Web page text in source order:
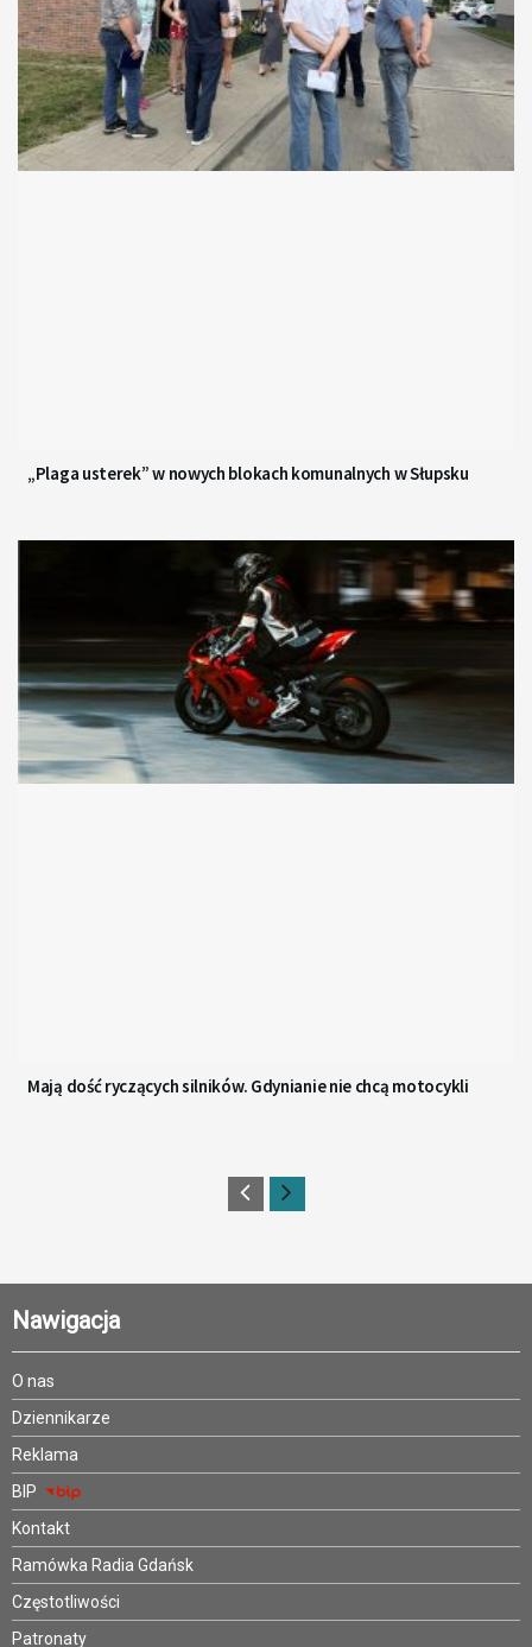
„Plaga usterek” w nowych blokach komunalnych w Słupsku
Mają dość ryczących silników. Gdynianie nie chcą motocykli
Nawigacja
O nas
Dziennikarze
Reklama
BIP
Kontakt
Ramówka Radia Gdańsk
Częstotliwości
Patronaty